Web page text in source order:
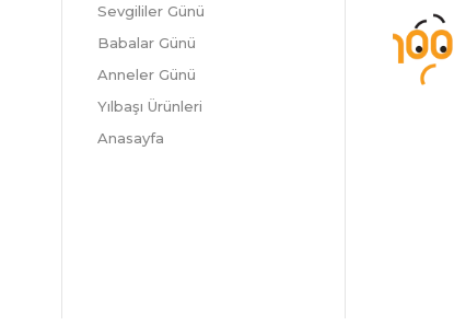
Sevgililer Günü
Babalar Günü
Anneler Günü
Yılbaşı Ürünleri
Anasayfa